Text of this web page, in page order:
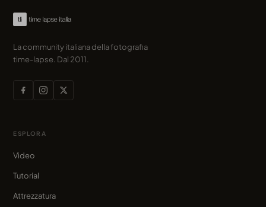
La community italiana della fotografia
time-lapse. Dal 2011.
ESPLORA
Video
Tutorial
Attrezzatura